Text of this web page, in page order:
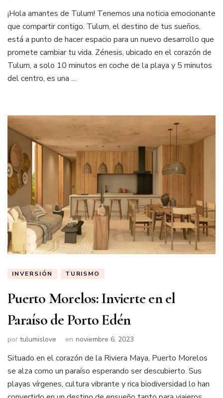
¡Hola amantes de Tulum! Tenemos una noticia emocionante
que compartir contigo. Tulum, el destino de tus sueños,
está a punto de hacer espacio para un nuevo desarrollo que
promete cambiar tu vida. Zénesis, ubicado en el corazón de
Tulum, a solo 10 minutos en coche de la playa y 5 minutos
del centro, es una …
INVERSIÓN TURISMO
Puerto Morelos: Invierte en el
Paraíso de Porto Edén
por tulumislove en noviembre 6, 2023
Situado en el corazón de la Riviera Maya, Puerto Morelos
se alza como un paraíso esperando ser descubierto. Sus
playas vírgenes, cultura vibrante y rica biodiversidad lo han